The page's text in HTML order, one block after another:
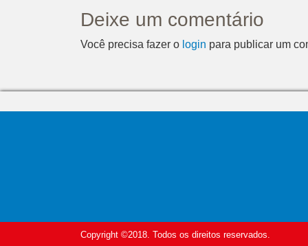
Deixe um comentário
Você precisa fazer o login para publicar um
Copyright ©2018. Todos os direitos reservados.